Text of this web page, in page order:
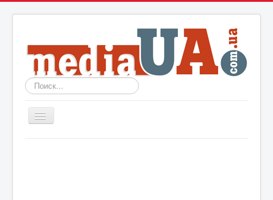
Искать...
Включить/
выключить